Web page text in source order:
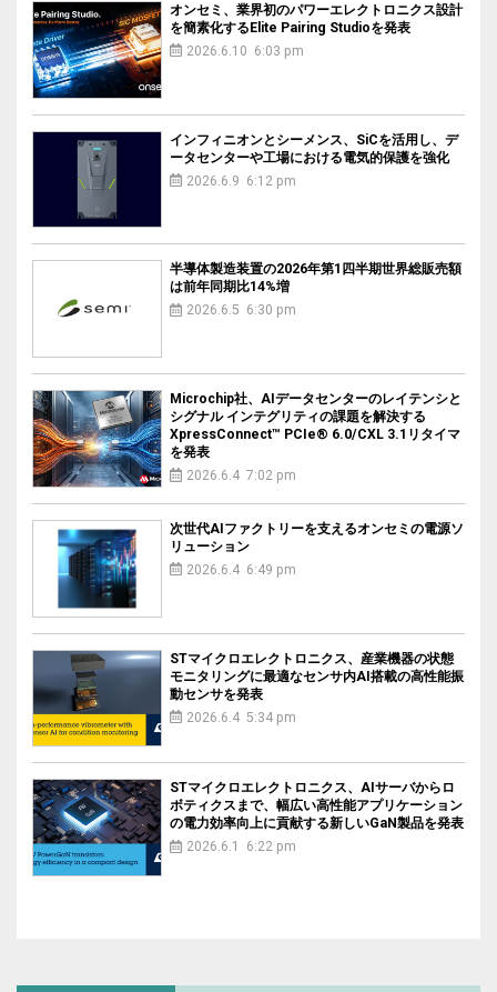
オンセミ、業界初のパワーエレクトロニクス設計
を簡素化するElite Pairing Studioを発表
2026.6.10 6:03 pm
インフィニオンとシーメンス、SiCを活用し、デ
ータセンターや工場における電気的保護を強化
2026.6.9 6:12 pm
半導体製造装置の2026年第1四半期世界総販売額
は前年同期比14%増
2026.6.5 6:30 pm
Microchip社、AIデータセンターのレイテンシと
シグナル インテグリティの課題を解決する
XpressConnect™ PCIe® 6.0/CXL 3.1リタイマ
を発表
2026.6.4 7:02 pm
次世代AIファクトリーを支えるオンセミの電源ソ
リューション
2026.6.4 6:49 pm
STマイクロエレクトロニクス、産業機器の状態
モニタリングに最適なセンサ内AI搭載の高性能振
動センサを発表
2026.6.4 5:34 pm
STマイクロエレクトロニクス、AIサーバからロ
ボティクスまで、幅広い高性能アプリケーション
の電力効率向上に貢献する新しいGaN製品を発表
2026.6.1 6:22 pm